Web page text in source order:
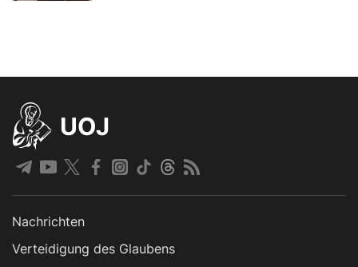
UOJ
Nachrichten
Verteidigung des Glaubens